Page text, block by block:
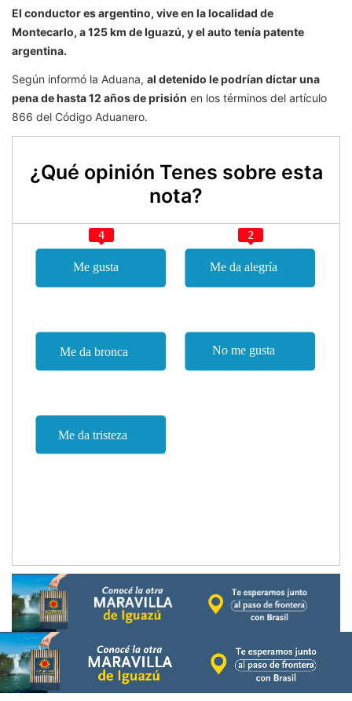
El conductor es argentino, vive en la localidad de
Montecarlo, a 125 km de Iguazú, y el auto tenía patente
argentina.
Según informó la Aduana, al detenido le podrían dictar una
pena de hasta 12 años de prisión en los términos del artículo
866 del Código Aduanero.
¿Qué opinión Tenes sobre esta
nota?
4 2